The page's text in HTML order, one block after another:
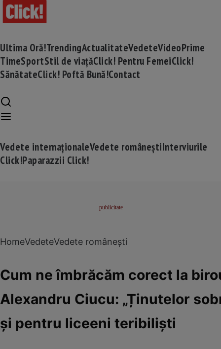
Ultima Oră!TrendingActualitateVedeteVideoPrime
TimeSportStil de viațăClick! Pentru FemeiClick!
SănătateClick! Poftă Bună!Contact
Vedete internaționaleVedete româneștiInterviurile
Click!Paparazzii Click!
HomeVedeteVedete românești
Cum ne îmbrăcăm corect la
Alexandru Ciucu: „Ținutelor
și pentru liceeni teribiliști